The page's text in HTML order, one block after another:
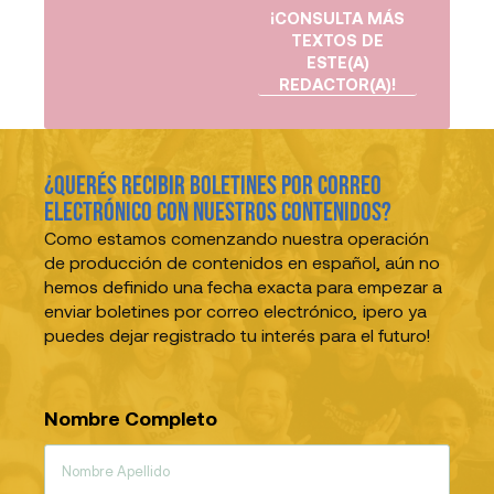
¡CONSULTA MÁS
TEXTOS DE
ESTE(A)
REDACTOR(A)!
¿Querés recibir boletines por correo
electrónico con nuestros contenidos?
Como estamos comenzando nuestra operación
de producción de contenidos en español, aún no
hemos definido una fecha exacta para empezar a
enviar boletines por correo electrónico, ¡pero ya
puedes dejar registrado tu interés para el futuro!
Nombre Completo